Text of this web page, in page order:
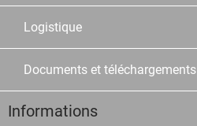
Logistique
Documents et téléchargements
Informations